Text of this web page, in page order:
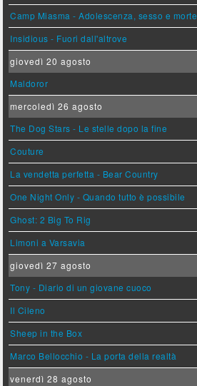
Camp Miasma - Adolescenza, sesso e morte
Insidious - Fuori dall'altrove
giovedì 20 agosto
Maldoror
mercoledì 26 agosto
The Dog Stars - Le stelle dopo la fine
Couture
La vendetta perfetta - Bear Country
One Night Only - Quando tutto è possibile
Ghost: 2 Big To Rig
Limoni a Varsavia
giovedì 27 agosto
Tony - Diario di un giovane cuoco
Il Cileno
Sheep in the Box
Marco Bellocchio - La porta della realtà
venerdì 28 agosto